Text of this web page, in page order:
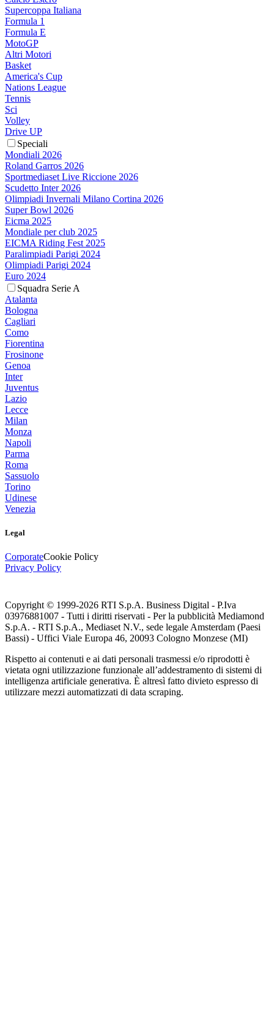
Supercoppa Italiana
Formula 1
Formula E
MotoGP
Altri Motori
Basket
America's Cup
Nations League
Tennis
Sci
Volley
Drive UP
Speciali
Mondiali 2026
Roland Garros 2026
Sportmediaset Live Riccione 2026
Scudetto Inter 2026
Olimpiadi Invernali Milano Cortina 2026
Super Bowl 2026
Eicma 2025
Mondiale per club 2025
EICMA Riding Fest 2025
Paralimpiadi Parigi 2024
Olimpiadi Parigi 2024
Euro 2024
Squadra Serie A
Atalanta
Bologna
Cagliari
Como
Fiorentina
Frosinone
Genoa
Inter
Juventus
Lazio
Lecce
Milan
Monza
Napoli
Parma
Roma
Sassuolo
Torino
Udinese
Venezia
Legal
CorporateCookie Policy
Privacy Policy
Copyright © 1999-2026 RTI S.p.A. Business Digital - P.Iva
03976881007 - Tutti i diritti riservati - Per la pubblicità Mediamond
S.p.A. - RTI S.p.A., Mediaset N.V., sede legale Amsterdam (Paesi
Bassi) - Uffici Viale Europa 46, 20093 Cologno Monzese (MI)
Rispetto ai contenuti e ai dati personali trasmessi e/o riprodotti è
vietata ogni utilizzazione funzionale all’addestramento di sistemi di
intelligenza artificiale generativa. È altresì fatto divieto espresso di
utilizzare mezzi automatizzati di data scraping.